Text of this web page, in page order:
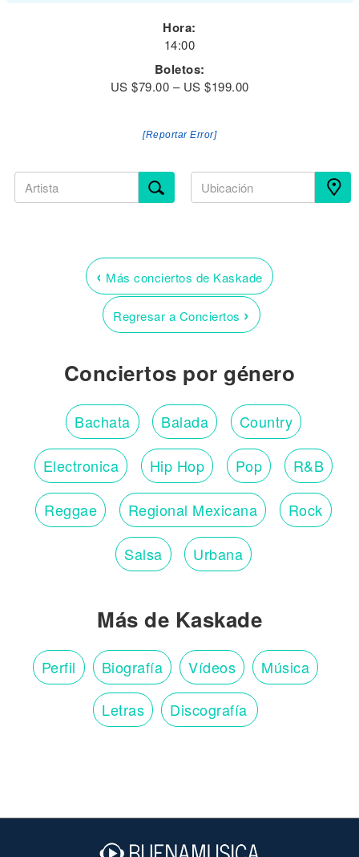
Hora:
14:00
Boletos:
US $79.00 – US $199.00
[Reportar Error]
‹ Más conciertos de Kaskade
Regresar a Conciertos ›
Conciertos por género
Bachata Balada Country
Electronica Hip Hop Pop R&B
Reggae Regional Mexicana Rock
Salsa Urbana
Más de Kaskade
Perfil Biografía Vídeos Música
Letras Discografía